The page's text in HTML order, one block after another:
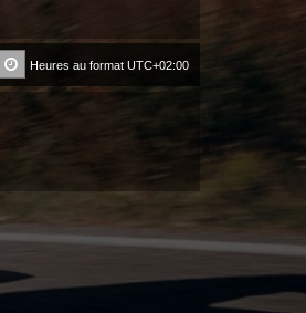
Heures au format UTC+02:00